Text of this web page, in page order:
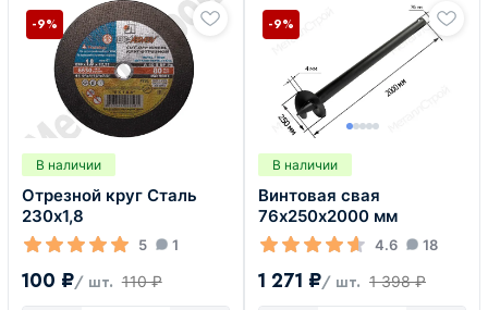
В наличии
Отрезной круг Сталь
230х1,8
5 1
100 ₽/ шт. 110 ₽
-9%
В наличии
Винтовая свая
76х250х2000 мм
4.6 18
1 271 ₽/ шт. 1 398 ₽
-9%